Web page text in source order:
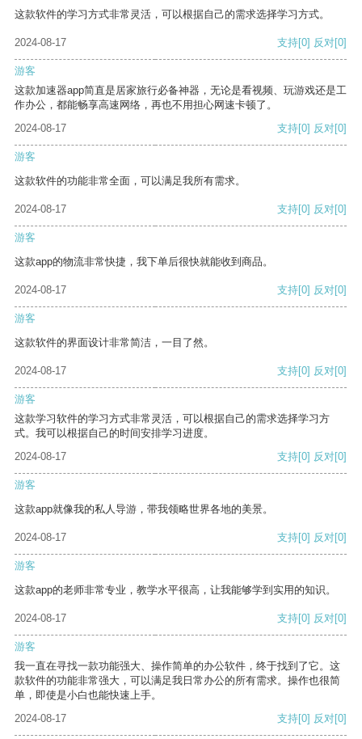
这款软件的学习方式非常灵活，可以根据自己的需求选择学习方式。
2024-08-17 支持[0] 反对[0]
游客
这款加速器app简直是居家旅行必备神器，无论是看视频、玩游戏还是工
作办公，都能畅享高速网络，再也不用担心网速卡顿了。
2024-08-17
支持[0] 反对[0]
游客
这款软件的功能非常全面，可以满足我所有需求。
2024-08-17 支持[0] 反对[0]
游客
这款app的物流非常快捷，我下单后很快就能收到商品。
2024-08-17 支持[0] 反对[0]
游客
这款软件的界面设计非常简洁，一目了然。
2024-08-17 支持[0] 反对[0]
游客
这款学习软件的学习方式非常灵活，可以根据自己的需求选择学习方
式。我可以根据自己的时间安排学习进度。
2024-08-17
支持[0] 反对[0]
游客
这款app就像我的私人导游，带我领略世界各地的美景。
2024-08-17 支持[0] 反对[0]
游客
这款app的老师非常专业，教学水平很高，让我能够学到实用的知识。
2024-08-17 支持[0] 反对[0]
游客
我一直在寻找一款功能强大、操作简单的办公软件，终于找到了它。这
款软件的功能非常强大，可以满足我日常办公的所有需求。操作也很简
单，即使是小白也能快速上手。
2024-08-17
支持[0] 反对[0]